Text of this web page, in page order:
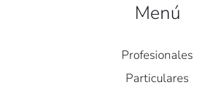
Menú
Profesionales
Particulares